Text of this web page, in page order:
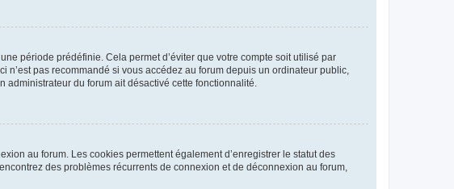
période prédéfinie. Cela permet d’éviter que votre compte soit utilisé par
pas recommandé si vous accédez au forum depuis un ordinateur public,
administrateur du forum ait désactivé cette fonctionnalité.
au forum. Les cookies permettent également d’enregistrer le statut des
des problèmes récurrents de connexion et de déconnexion au forum,